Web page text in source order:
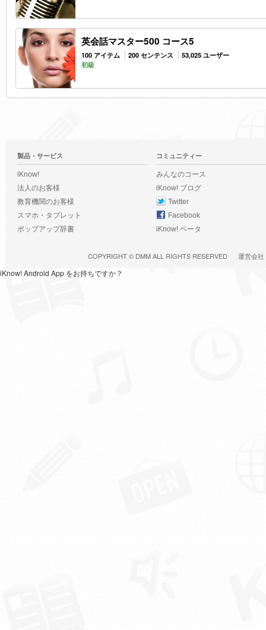
英会話マスター500 コース5
100 アイテム 200 センテンス
53,025 ユーザー
初級
製品・サービス
iKnow!
法人のお客様
教育機関のお客様
スマホ・タブレット
ポップアップ辞書
コミュニティー
みんなのコース
iKnow! ブログ
Twitter
Facebook
iKnow! ベータ
COPYRIGHT © DMMALL RIGHTS RESERVED 運営会社
iKnow! Android App をお持ちですか？